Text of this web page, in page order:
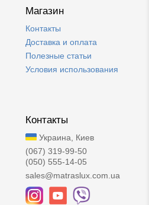
Магазин
Контакты
Доставка и оплата
Полезные статьи
Условия использования
Контакты
Украина, Киев
(067) 319-99-50
(050) 555-14-05
sales@matraslux.com.ua